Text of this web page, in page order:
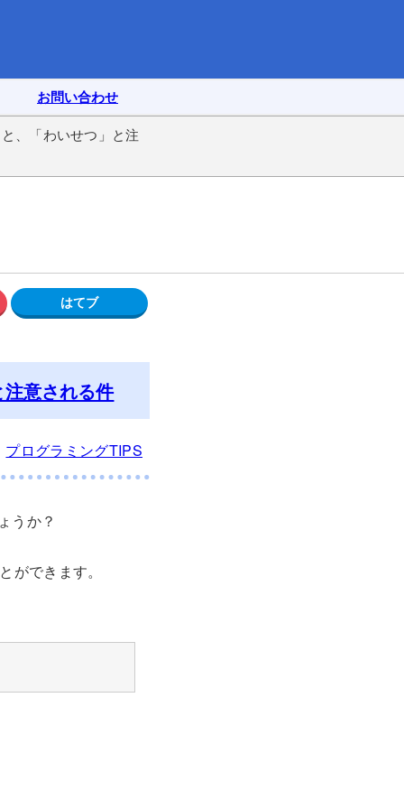
お問い合わせ
、「わいせつ」と注
意される件
プログラミングTIPS
うか？
できます。